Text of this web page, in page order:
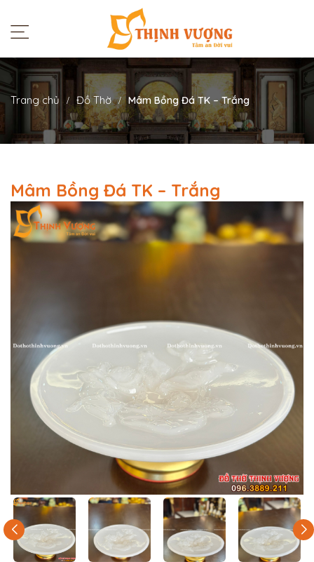
Trang chủ Đồ Thờ Mâm Bồng Đá TK – Trắng
Mâm Bồng Đá TK – Trắng